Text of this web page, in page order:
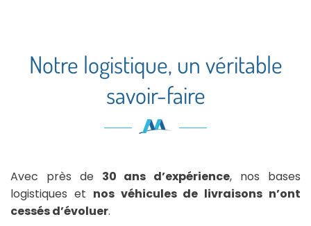
Notre logistique, un véritable
savoir-faire
Avec près de 30 ans d’expérience, nos bases
logistiques et nos véhicules de livraisons n’ont
cessés d’évoluer.